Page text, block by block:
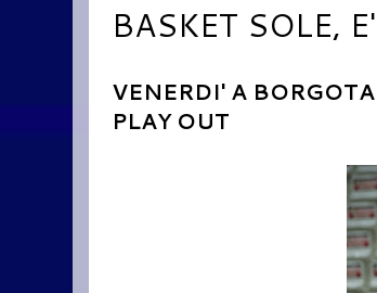
BASKET SOLE,
VENERDI' A
PLAY OUT